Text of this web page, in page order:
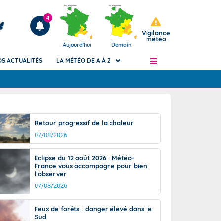
Articles
4
Aujourd'hui Demain
Vigilance
météo
de
Phénomènes dangereux de J+2 à J+7
Avertissement pluies intenses à l'échelle
des communes (Apic)
Bulletins Marine
Bulletins d'estimation du risque
d'avalanche
Météo des forêts
Vigicrues
ACTUALITÉS LA MÉTÉO DE A À Z
Retour progressif de la chaleur
07/08/2026
Éclipse du 12 août 2026 : Météo-
France vous accompagne pour bien
l'observer
07/08/2026
Feux de forêts : danger élevé dans le
Sud